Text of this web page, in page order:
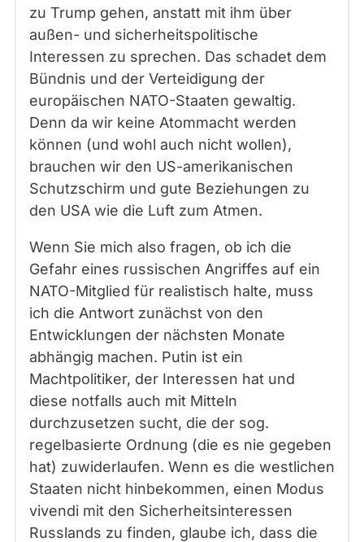
zu Trump gehen, anstatt mit ihm über
außen- und sicherheitspolitische
Interessen zu sprechen. Das schadet dem
Bündnis und der Verteidigung der
europäischen NATO-Staaten gewaltig.
Denn da wir keine Atommacht werden
können (und wohl auch nicht wollen),
brauchen wir den US-amerikanischen
Schutzschirm und gute Beziehungen zu
den USA wie die Luft zum Atmen.
Wenn Sie mich also fragen, ob ich die
Gefahr eines russischen Angriffes auf ein
NATO-Mitglied für realistisch halte, muss
ich die Antwort zunächst von den
Entwicklungen der nächsten Monate
abhängig machen. Putin ist ein
Machtpolitiker, der Interessen hat und
diese notfalls auch mit Mitteln
durchzusetzen sucht, die der sog.
regelbasierte Ordnung (die es nie gegeben
hat) zuwiderlaufen. Wenn es die westlichen
Staaten nicht hinbekommen, einen Modus
vivendi mit den Sicherheitsinteressen
Russlands zu finden, glaube ich, dass die